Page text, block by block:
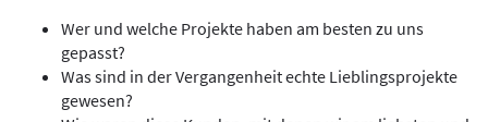
Wer und welche Projekte haben am besten zu uns
gepasst?
Was sind in der Vergangenheit echte Lieblingsprojekte
gewesen?